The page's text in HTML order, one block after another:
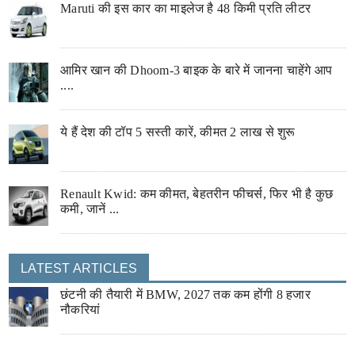
Maruti की इस कार का माइलेज है 48 किमी प्रति लीटर
आमिर खान की Dhoom-3 बाइक के बारे में जानना चाहेंगे आप
....
ये हैं देश की टॉप 5 सस्ती कारें, कीमत 2 लाख से शुरू
Renault Kwid: कम कीमत, बेहतरीन फीचर्स, फिर भी है कुछ
कमी, जानें ...
LATEST ARTICLES
छंटनी की तैयारी में BMW, 2027 तक कम होंगी 8 हजार
नौकरियां